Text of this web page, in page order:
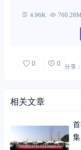
4.96K 760.28M
0 0 分享：
相关文章